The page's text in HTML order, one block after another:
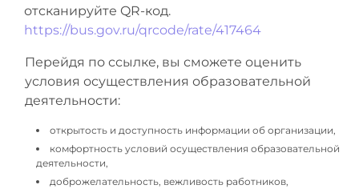
отсканируйте QR-код.
https://bus.gov.ru/qrcode/rate/417464
Перейдя по ссылке, вы сможете оценить
условия осуществления образовательной
деятельности:
открытость и доступность информации об организации,
комфортность условий осуществления образовательной
деятельности,
доброжелательность, вежливость работников,